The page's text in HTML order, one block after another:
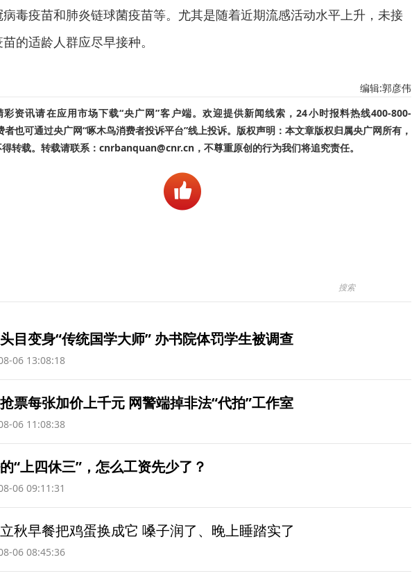
毒疫苗和肺炎链球菌疫苗等。尤其是随着近期流感活动水平上升，未接
的适龄人群应尽早接种。
编辑:郭彦伟
彩资讯请在应用市场下载“央广网”客户端。欢迎提供新闻线索，24小时报料热线400-800-
者也可通过央广网“啄木鸟消费者投诉平台”线上投诉。版权声明：本文章版权归属央广网所有，
转载。转载请联系：cnrbanquan@cnr.cn，不尊重原创的行为我们将追究责任。
目变身“传统国学大师” 办书院体罚学生被调查
06 13:08:18
票每张加价上千元 网警端掉非法“代拍”工作室
06 11:08:38
“上四休三”，怎么工资先少了？
06 09:11:31
秋早餐把鸡蛋换成它 嗓子润了、晚上睡踏实了
06 08:45:36